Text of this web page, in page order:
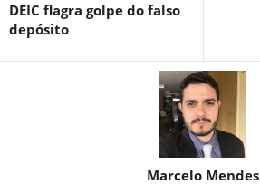
DEIC flagra golpe do falso
depósito
Marcelo Mendes